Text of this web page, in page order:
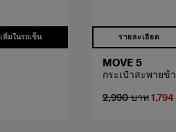
เพิ่มในรถเข็น รายละเอียด
MOVE 5
กระเป๋าสะพายข้
2,990 บาท